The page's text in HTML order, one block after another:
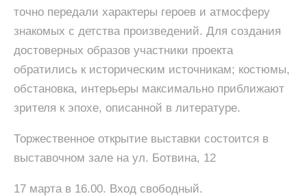
точно передали характеры героев и атмосферу
знакомых с детства произведений. Для создания
достоверных образов участники проекта
обратились к историческим источникам; костюмы,
обстановка, интерьеры максимально приближают
зрителя к эпохе, описанной в литературе.
Торжественное открытие выставки состоится в
выставочном зале на ул. Ботвина, 12
17 марта в 16.00. Вход свободный.